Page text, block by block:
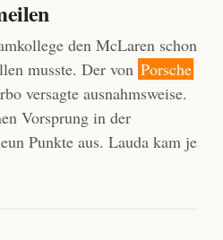
den McLaren schon
musste. Der von Porsche
versagte ausnahmsweise.
Vorsprung in der
Punkte aus. Lauda kam je